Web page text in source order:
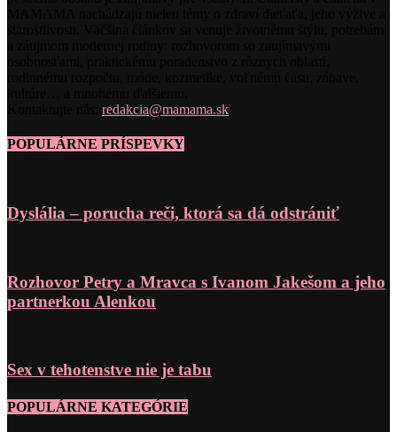
redakcia@mamama.sk
POPULÁRNE PRÍSPEVKY
Dyslália – porucha reči, ktorá sa dá odstrániť
Rozhovor Petry a Mravca s Ivanom Jakešom a jeho
partnerkou Alenkou
Sex v tehotenstve nie je tabu
POPULÁRNE KATEGÓRIE